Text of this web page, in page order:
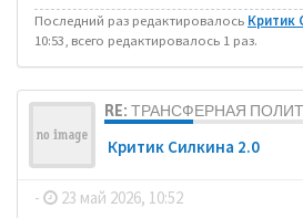
Последний раз редактировалось Критик
10:53, всего редактировалось 1 раз.
RE: ТРАНСФЕРНАЯ
Критик Силкина 2.0
- 23 май 2026, 10:52